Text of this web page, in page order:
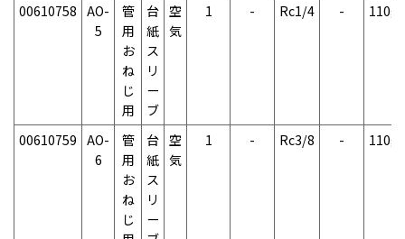
00610758 AO-
5
管
用
お
ね
じ
用
台
紙
ス
リ
ー
ブ
空
気
1 - Rc1/4 - 110g
00610759 AO-
6
管
用
お
ね
じ
台
紙
ス
リ
ー
空
気
1 - Rc3/8 - 110g